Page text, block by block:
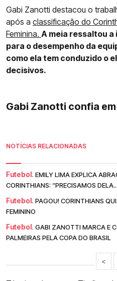
Gabi Zanotti destacou o
após a classificação do
Feminina. A meia ressaltou
para o desempenho da
como ela tem conduzido o
decisivos.
Gabi Zanotti confia em
NOTÍCIAS RELACIONADAS
Futebol. EMILY LIMA EXPLICA
CORINTHIANS: “PRECISAMOS
Futebol. PAGOU! CORINTHIANS
FEMININO
Futebol. GABI ZANOTTI MARCA E
PALMEIRAS PELA COPA DO BRASIL
<